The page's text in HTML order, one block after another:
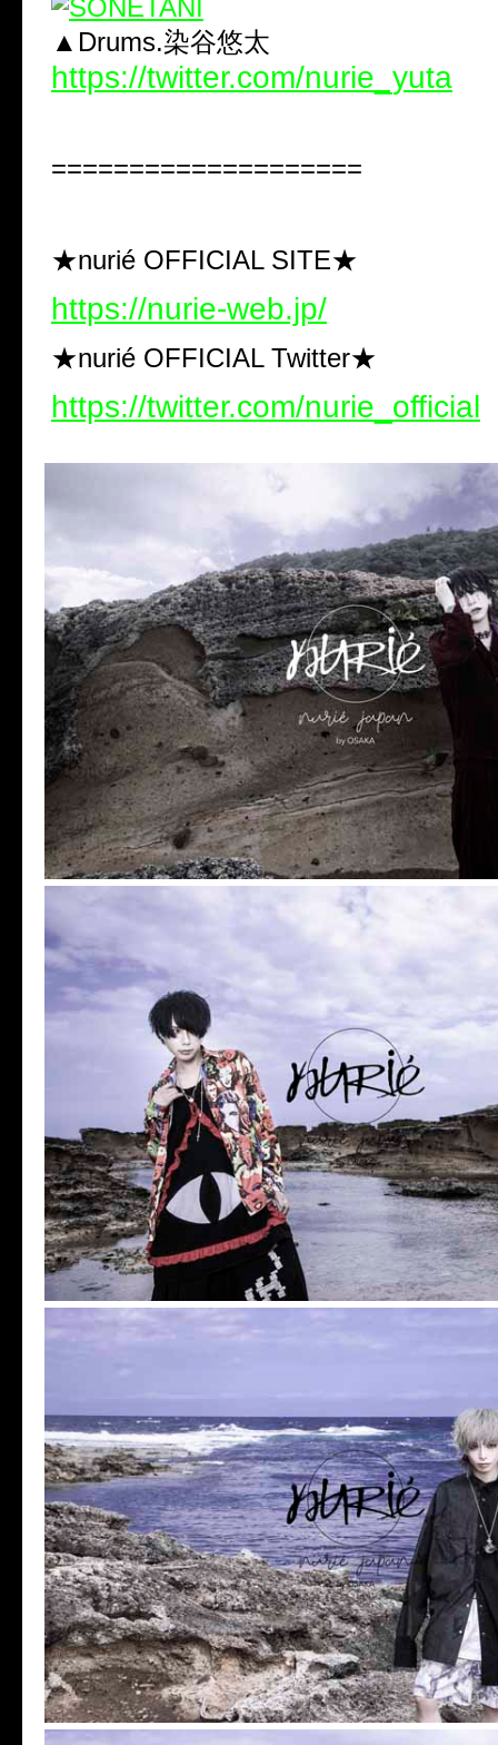
▲Drums.染谷悠太
https://twitter.com/nurie_yuta
====================
★nurié OFFICIAL SITE★
https://nurie-web.jp/
★nurié OFFICIAL Twitter★
https://twitter.com/nurie_official